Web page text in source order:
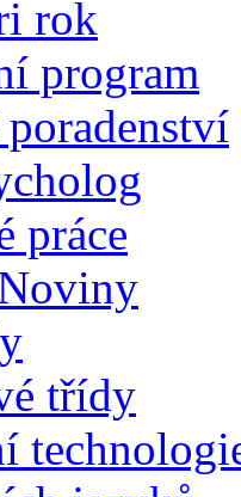
rok
program
práce
třídy